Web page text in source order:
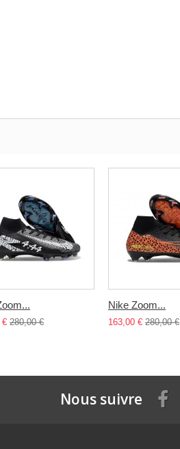
€ 280,00 €
Nike Zoom...
163,00 € 280,00 €
Nous suivre